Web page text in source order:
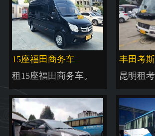
15座福田商务车
租15座福田商务车。
丰田考
昆明租